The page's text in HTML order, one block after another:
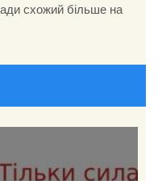
схожий більше на